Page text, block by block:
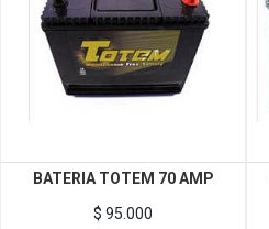
BATERIA TOTEM 70 AMP
$ 95.000